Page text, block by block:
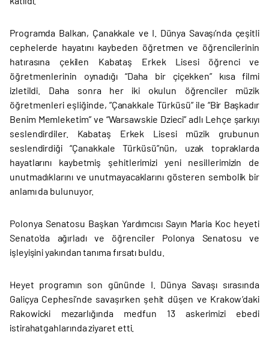
Programda Balkan, Çanakkale ve I. Dünya Savaşı’nda çeşitli
cephelerde hayatını kaybeden öğretmen ve öğrencilerinin
hatırasına çekilen Kabataş Erkek Lisesi öğrenci ve
öğretmenlerinin oynadığı “Daha bir çiçekken” kısa filmi
izletildi. Daha sonra her iki okulun öğrenciler müzik
öğretmenleri eşliğinde, ”Çanakkale Türküsü” ile “Bir Başkadır
Benim Memleketim” ve “Warsawskie Dzieci” adlı Lehçe şarkıyı
seslendirdiler. Kabataş Erkek Lisesi müzik grubunun
seslendirdiği “Çanakkale Türküsü”nün, uzak topraklarda
hayatlarını kaybetmiş şehitlerimizi yeni nesillerimizin de
unutmadıklarını ve unutmayacaklarını gösteren sembolik bir
anlamı da bulunuyor.
Polonya Senatosu Başkan Yardımcısı Sayın Maria Koc heyeti
Senato'da ağırladı ve öğrenciler Polonya Senatosu ve
işleyişini yakından tanıma fırsatı buldu.
Heyet programın son gününde I. Dünya Savaşı sırasında
Galiçya Cephesi’nde savaşırken şehit düşen ve Krakow’daki
Rakowicki mezarlığında medfun 13 askerimizi ebedi
istirahatgahlarında ziyaret etti.